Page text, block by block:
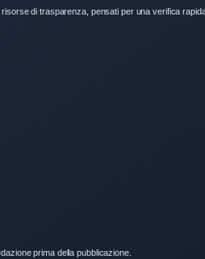
risorse di trasparenza, pensati per una verifica
prima della pubblicazione.